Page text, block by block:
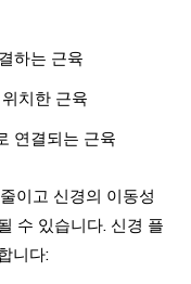
하는 근육
치한 근육
연결되는 근육
이고 신경의 이동성
수 있습니다. 신경 플
니다: